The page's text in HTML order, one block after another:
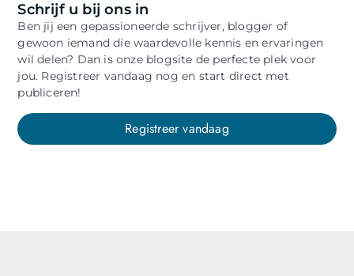
Schrijf u bij ons in
Ben jij een gepassioneerde schrijver, blogger of
gewoon iemand die waardevolle kennis en ervaringen
wil delen? Dan is onze blogsite de perfecte plek voor
jou. Registreer vandaag nog en start direct met
publiceren!
Registreer vandaag